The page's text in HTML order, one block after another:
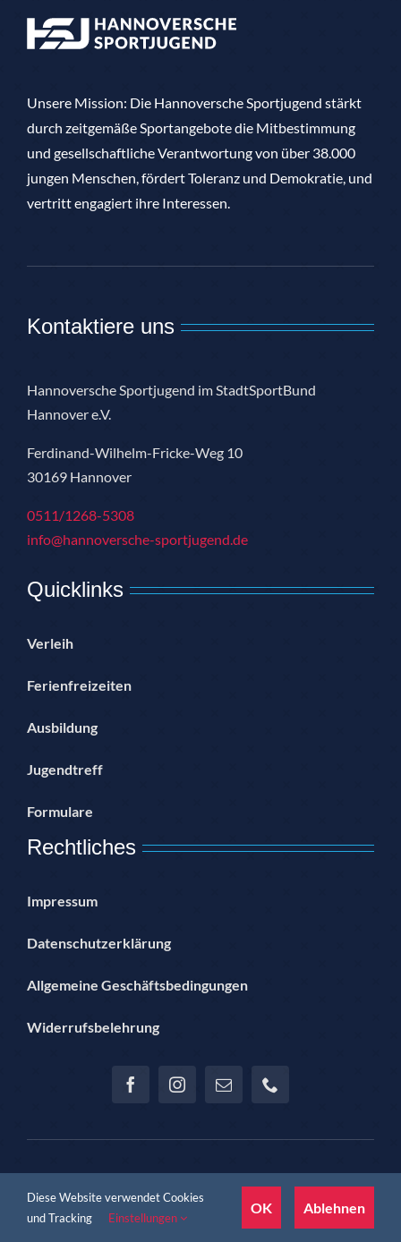
Unsere Mission: Die Hannoversche Sportjugend stärkt
durch zeitgemäße Sportangebote die Mitbestimmung
und gesellschaftliche Verantwortung von über 38.000
jungen Menschen, fördert Toleranz und Demokratie, und
vertritt engagiert ihre Interessen.
Kontaktiere uns
Hannoversche Sportjugend im StadtSportBund
Hannover e.V.
Ferdinand-Wilhelm-Fricke-Weg 10
30169 Hannover
0511/1268-5308
info@hannoversche-sportjugend.de
Quicklinks
Verleih
Ferienfreizeiten
Ausbildung
Jugendtreff
Formulare
Rechtliches
Impressum
Datenschutzerklärung
Allgemeine Geschäftsbedingungen
Widerrufsbelehrung
© Copyright 2012 – 2024 | Hannoversche Sportjugend im SSB
Hannover e.V. | proudly presented by Jan Teichmann
Diese Website verwendet Cookies
und Tracking
Einstellungen
OK Ablehnen